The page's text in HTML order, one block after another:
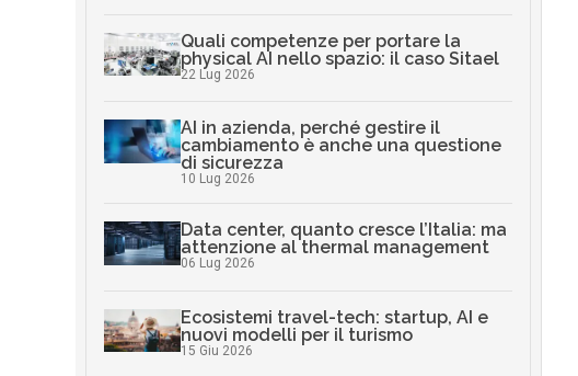
Quali competenze per portare la
physical AI nello spazio: il caso Sitael
22 Lug 2026
AI in azienda, perché gestire il
cambiamento è anche una questione
di sicurezza
10 Lug 2026
Data center, quanto cresce l’Italia: ma
attenzione al thermal management
06 Lug 2026
Ecosistemi travel-tech: startup, AI e
nuovi modelli per il turismo
15 Giu 2026